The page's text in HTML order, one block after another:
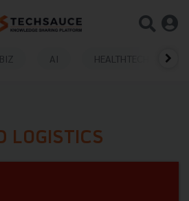
AI HEALTHTECH
LOGISTICS